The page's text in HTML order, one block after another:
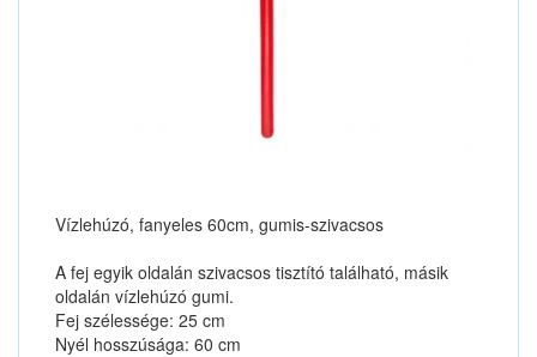
Vízlehúzó, fanyeles 60cm, gumis-szivacsos
A fej egyik oldalán szivacsos tisztító található, másik
oldalán vízlehúzó gumi.
Fej szélessége: 25 cm
Nyél hosszúsága: 60 cm